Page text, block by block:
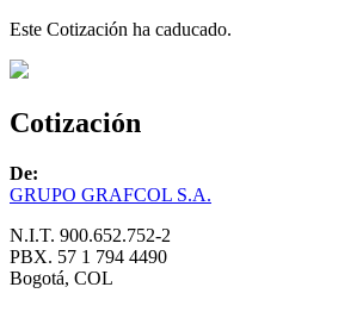
Este Cotización ha caducado.
Cotización
De:
GRUPO GRAFCOL S.A.
N.I.T. 900.652.752-2
PBX. 57 1 794 4490
Bogotá, COL